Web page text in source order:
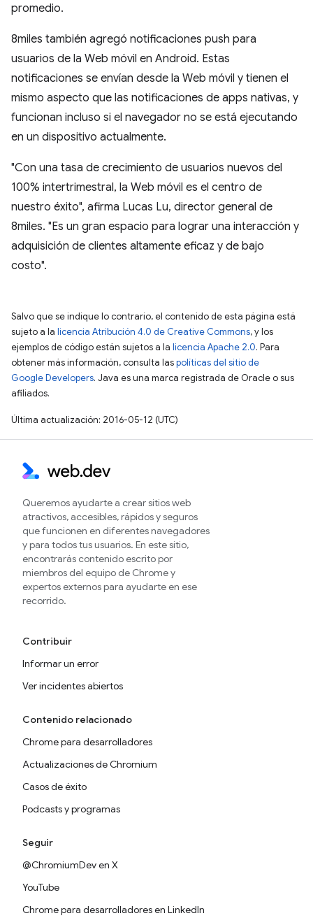
promedio.
8miles también agregó notificaciones push para
usuarios de la Web móvil en Android. Estas
notificaciones se envían desde la Web móvil y tienen el
mismo aspecto que las notificaciones de apps nativas, y
funcionan incluso si el navegador no se está ejecutando
en un dispositivo actualmente.
"Con una tasa de crecimiento de usuarios nuevos del
100% intertrimestral, la Web móvil es el centro de
nuestro éxito", afirma Lucas Lu, director general de
8miles. "Es un gran espacio para lograr una interacción y
adquisición de clientes altamente eficaz y de bajo
costo".
Salvo que se indique lo contrario, el contenido de esta página está
sujeto a la licencia Atribución 4.0 de Creative Commons, y los
ejemplos de código están sujetos a la licencia Apache 2.0. Para
obtener más información, consulta laspolíticas del sitio de
Google Developers. Java es una marca registrada de Oracle o sus
afiliados.
Última actualización: 2016-05-12 (UTC)
Queremos ayudarte a crear sitios web
atractivos, accesibles, rápidos y seguros
que funcionen en diferentes navegadores
y para todos tus usuarios. En este sitio,
encontrarás contenido escrito por
miembros del equipo de Chrome y
expertos externos para ayudarte en ese
recorrido.
Contribuir
Informar un error
Ver incidentes abiertos
Contenido relacionado
Chrome para desarrolladores
Actualizaciones de Chromium
Casos de éxito
Podcasts y programas
Seguir
@ChromiumDev en X
YouTube
Chrome para desarrolladores en LinkedIn